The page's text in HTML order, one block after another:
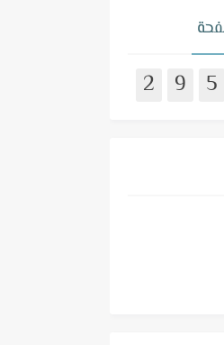
2 9 5